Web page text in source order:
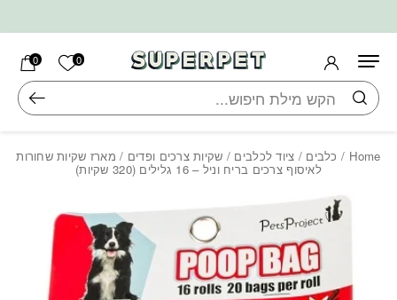
0 הרשימה
0
חיפוש
Home
/ כלבים / ציוד לכלבים / שקיות צרכים ופדים / מארז שקיות שחורות
לאיסוף צרכים בריח וניל – 16 גלילים (320 שקיות)